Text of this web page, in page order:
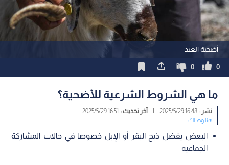
أضحية العيد
0
0
ما هي الشروط الشرعية للأضحية؟
نشر :16:48 2025/5/29
| آخر تحديث : 16:51 2025/5/29
هنا وهناك
البعض يفضل ذبح البقر أو الإبل خصوصا في حالات المشاركة
الجماعية